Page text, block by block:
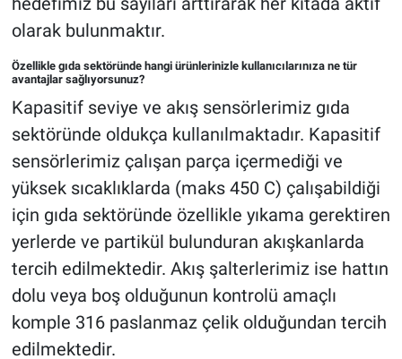
olarak bulunmaktır.
Özellikle gıda sektöründe hangi ürünlerinizle kullanıcılarınıza ne tür
avantajlar sağlıyorsunuz?
Kapasitif seviye ve akış sensörlerimiz gıda
sektöründe oldukça kullanılmaktadır. Kapasitif
sensörlerimiz çalışan parça içermediği ve
yüksek sıcaklıklarda (maks 450 C) çalışabildiği
için gıda sektöründe özellikle yıkama gerektiren
yerlerde ve partikül bulunduran akışkanlarda
tercih edilmektedir. Akış şalterlerimiz ise hattın
dolu veya boş olduğunun kontrolü amaçlı
komple 316 paslanmaz çelik olduğundan tercih
edilmektedir.